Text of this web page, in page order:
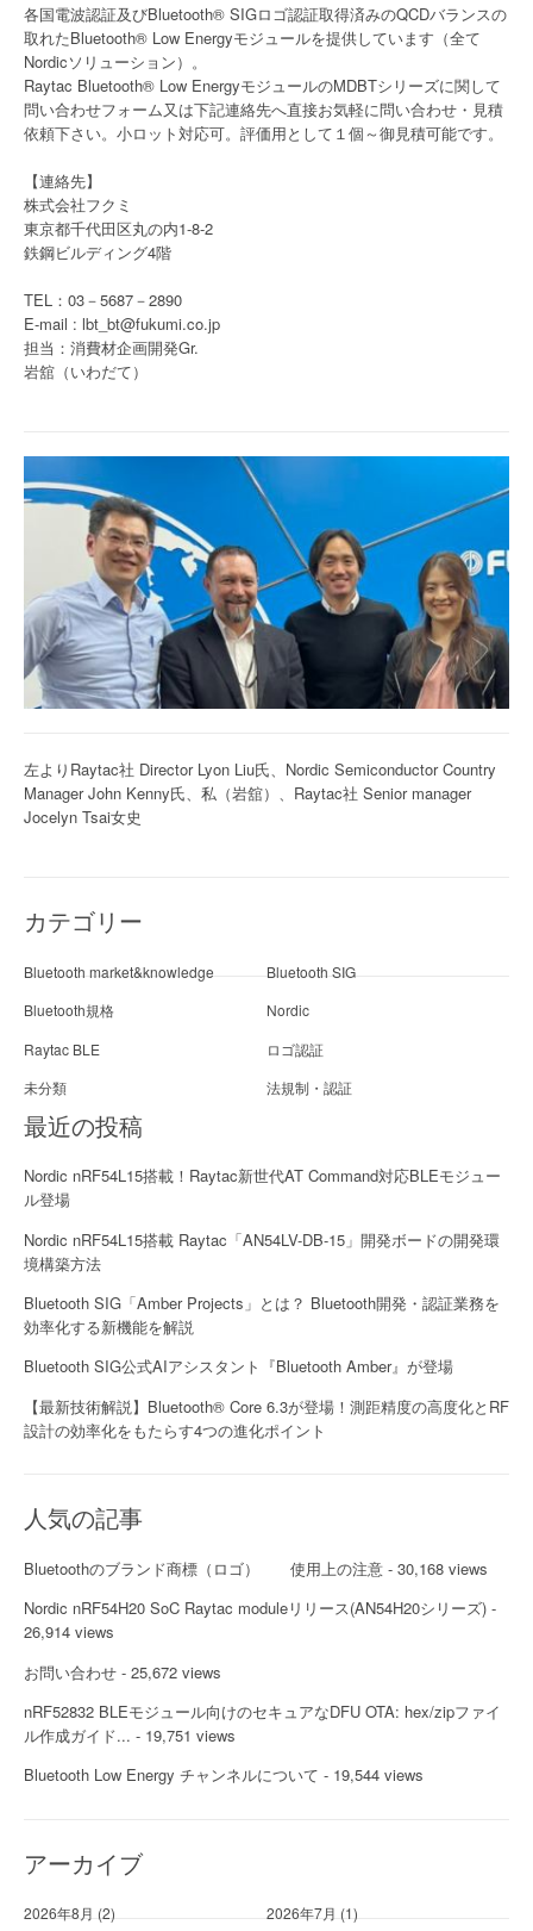
各国電波認証及びBluetooth® SIGロゴ認証取得済みのQCDバランスの
取れたBluetooth® Low Energyモジュールを提供しています（全て
Nordicソリューション）。
Raytac Bluetooth® Low EnergyモジュールのMDBTシリーズに関して
問い合わせフォーム又は下記連絡先へ直接お気軽に問い合わせ・見積
依頼下さい。小ロット対応可。評価用として１個～御見積可能です。
【連絡先】
株式会社フクミ
東京都千代田区丸の内1-8-2
鉄鋼ビルディング4階
TEL：03－5687－2890
E-mail : lbt_bt@fukumi.co.jp
担当：消費材企画開発Gr.
岩舘（いわだて）
左よりRaytac社 Director Lyon Liu氏、Nordic Semiconductor Country
Manager John Kenny氏、私（岩舘）、Raytac社 Senior manager
Jocelyn Tsai女史
カテゴリー
Bluetooth market&knowledge
Bluetooth SIG
Bluetooth規格
Nordic
Raytac BLE
ロゴ認証
未分類
法規制・認証
最近の投稿
Nordic nRF54L15搭載！Raytac新世代AT Command対応BLEモジュー
ル登場
Nordic nRF54L15搭載 Raytac「AN54LV-DB-15」開発ボードの開発環
境構築方法
Bluetooth SIG「Amber Projects」とは？ Bluetooth開発・認証業務を
効率化する新機能を解説
Bluetooth SIG公式AIアシスタント『Bluetooth Amber』が登場
【最新技術解説】Bluetooth® Core 6.3が登場！測距精度の高度化とRF
設計の効率化をもたらす4つの進化ポイント
人気の記事
Bluetoothのブランド商標（ロゴ） 使用上の注意 - 30,168 views
Nordic nRF54H20 SoC Raytac moduleリリース(AN54H20シリーズ) -
26,914 views
お問い合わせ - 25,672 views
nRF52832 BLEモジュール向けのセキュアなDFU OTA: hex/zipファイ
ル作成ガイド... - 19,751 views
Bluetooth Low Energy チャンネルについて - 19,544 views
アーカイブ
2026年8月 (2) 2026年7月 (1)